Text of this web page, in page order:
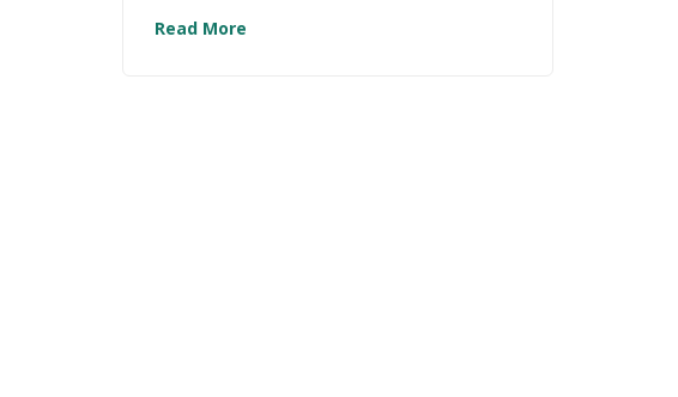
Read More